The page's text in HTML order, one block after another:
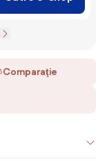
Comparaţie